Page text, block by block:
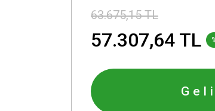
63.675,15 TL
57.307,64 TL